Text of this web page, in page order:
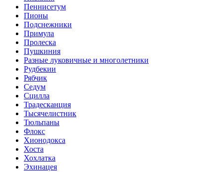
Пеннисетум
Пионы
Подснежники
Примула
Пролеска
Пушкиния
Разные луковичные и многолетники
Рудбекии
Рябчик
Седум
Сцилла
Традесканция
Тысячелистник
Тюльпаны
Флокс
Хионодокса
Хоста
Хохлатка
Эхинацея